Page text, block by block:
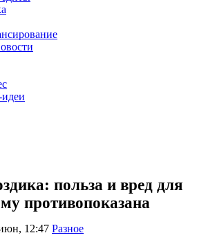
идеи
польза и вред для
противопоказана
12:47 Разное